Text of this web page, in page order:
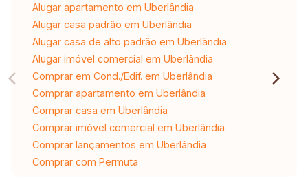
Alugar apartamento em Uberlândia
Alugar casa padrão em Uberlândia
Alugar casa de alto padrão em Uberlândia
Alugar imóvel comercial em Uberlândia
Comprar em Cond./Edif. em Uberlândia
Comprar apartamento em Uberlândia
Comprar casa em Uberlândia
Comprar imóvel comercial em Uberlândia
Comprar lançamentos em Uberlândia
Comprar com Permuta